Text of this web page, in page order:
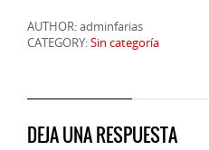
AUTHOR: adminfarias
CATEGORY:Sin categoría
DEJA UNA RESPUESTA